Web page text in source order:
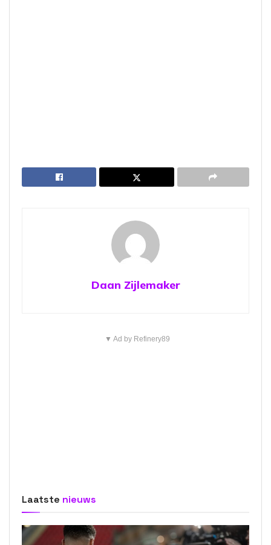
Daan Zijlemaker
▼ Ad by Refinery89
Laatste nieuws